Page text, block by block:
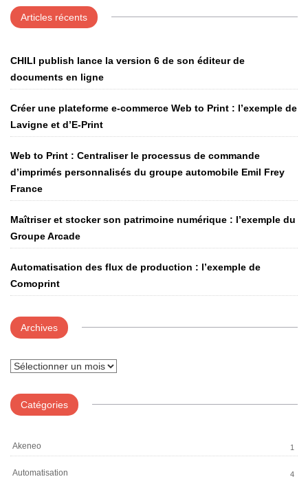
Articles récents
CHILI publish lance la version 6 de son éditeur de
documents en ligne
Créer une plateforme e-commerce Web to Print : l’exemple de
Lavigne et d’E-Print
Web to Print : Centraliser le processus de commande
d’imprimés personnalisés du groupe automobile Emil Frey
France
Maîtriser et stocker son patrimoine numérique : l’exemple du
Groupe Arcade
Automatisation des flux de production : l’exemple de
Comoprint
Archives
Archives
Catégories
Akeneo 1
Automatisation 4